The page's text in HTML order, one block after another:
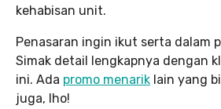
kehabisan unit.
Penasaran ingin ikut serta dalam
Simak detail lengkapnya dengan
ini. Ada promo menarik lain yang
juga, lho!